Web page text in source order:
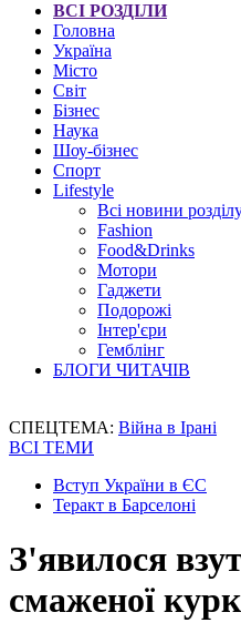
ВСІ РОЗДІЛИ
Головна
Україна
Місто
Світ
Бізнес
Наука
Шоу-бізнес
Спорт
Lifestyle
Всі новини
Fashion
Food&Drinks
Мотори
Гаджети
Подорожі
Інтер'єри
Гемблінг
БЛОГИ ЧИТАЧІВ
СПЕЦТЕМА: Війна в Ірані
ВСІ ТЕМИ
Вступ України в ЄС
Теракт в Барселоні
З'явилося
смаженої